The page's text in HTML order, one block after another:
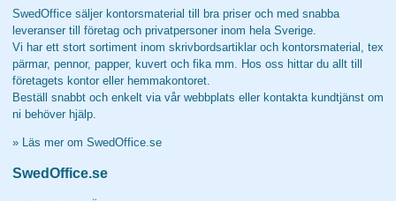
SwedOffice säljer kontorsmaterial till bra priser och med snabba
leveranser till företag och privatpersoner inom hela Sverige.
Vi har ett stort sortiment inom skrivbordsartiklar och kontorsmaterial, tex
pärmar, pennor, papper, kuvert och fika mm. Hos oss hittar du allt till
företagets kontor eller hemmakontoret.
Beställ snabbt och enkelt via vår webbplats eller kontakta kundtjänst om
ni behöver hjälp.
» Läs mer om SwedOffice.se
SwedOffice.se